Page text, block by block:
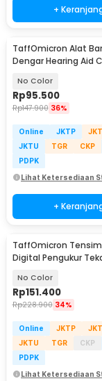
+
TaffOmicron Alat
Dengar Hearing Aid
No Color
Rp95.500
Rp147.900 36%
Online JKTP
JKTU
TGR CKP
PDPK
Lihat Ketersediaan
+
TaffOmicron
Digital Pengukur
RAK289
No Color
Rp151.400
Rp228.900 34%
Online JKTP
JKTU
TGR CKP
PDPK
Lihat Ketersediaan